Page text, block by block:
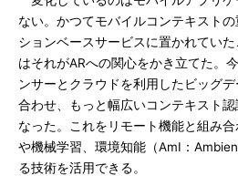
ない。かつてモバイルコンテキスト
ションベースサービスに置かれてい
はそれがARへの関心をかき立てた。
ンサーとクラウドを利用したビッグ
合わせ、もっと幅広いコンテキスト
なった。これをリモート機能と組み合
や機械学習、環境知能（AmI：
る技術を活用できる。